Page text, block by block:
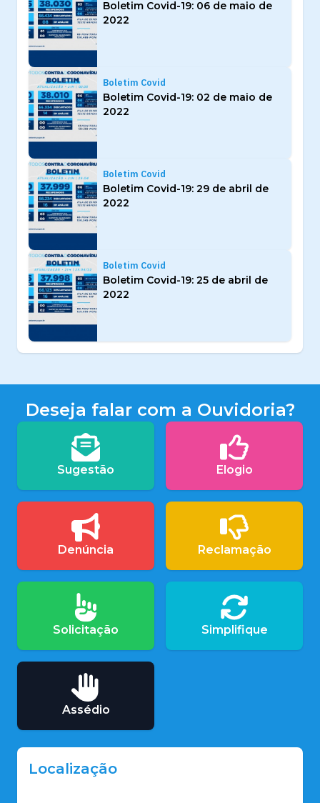
Boletim Covid-19: 06 de maio de
2022
Boletim Covid
Boletim Covid-19: 02 de maio de
2022
Boletim Covid
Boletim Covid-19: 29 de abril de
2022
Boletim Covid
Boletim Covid-19: 25 de abril de
2022
Deseja falar com a Ouvidoria?
Sugestão Elogio
Denúncia Reclamação
Solicitação Simplifique
Assédio
Localização